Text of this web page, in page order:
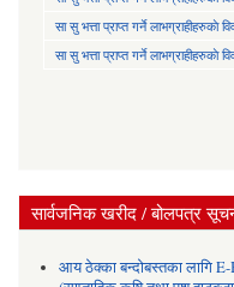
सा‍ सु भत्ता प्राप्त गर्ने लाभग्राहीहरुकाे
सा‍ सु भत्ता प्राप्त गर्ने
सार्वजनिक खरीद / बोलपत्र
आय ठेक्का बन्दोबस्तका लागि